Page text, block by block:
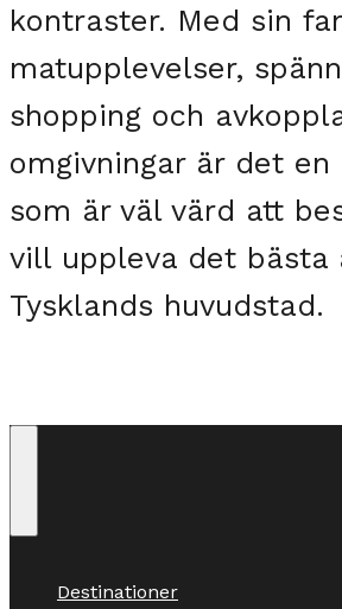
kontraster. Med sin
matupplevelser,
shopping och
omgivningar är det en
som är väl värd att
vill uppleva det bästa
Tysklands huvudstad.
Destinationer